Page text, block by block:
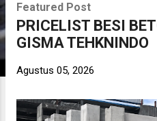
Featured Post
PRICELIST BESI
GISMA TEHKNINDO
Agustus 05, 2026